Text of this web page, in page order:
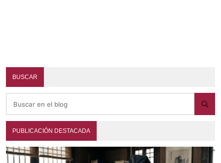
BUSCAR
PUBLICACIÓN DESTACADA